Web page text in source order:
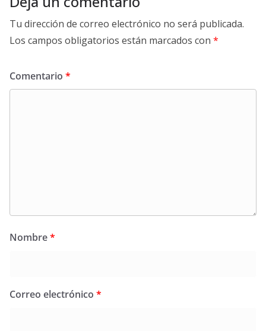
Tu dirección de correo electrónico no será publicada.
Los campos obligatorios están marcados con *
Comentario *
Nombre*
Correo electrónico *